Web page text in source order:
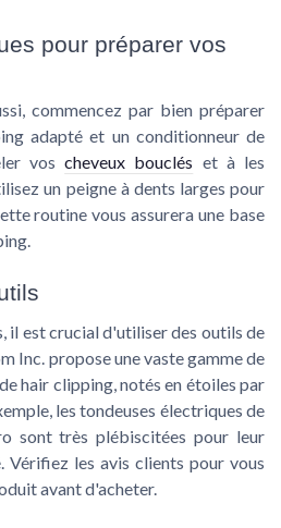
pour préparer vos
commencez par bien préparer
adapté et un conditionneur de
voscheveux bouclés et à les
un peigne à dents larges pour
routine vous assurera une base
il est crucial d'utiliser des outils de
Inc. propose une vaste gamme de
hair clipping, notés en étoiles par
les tondeuses électriques de
sont très plébiscitées pour leur
les avis clients pour vous
avant d'acheter.